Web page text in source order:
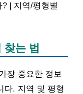
| 지역/평형별
는 법
장 중요한 정보
다. 지역 및 평형